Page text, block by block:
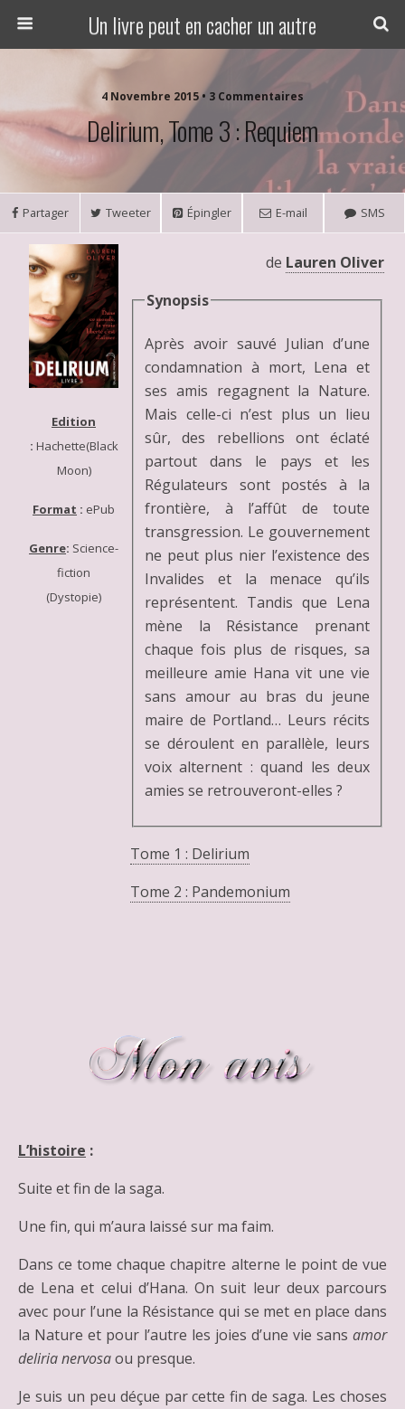
Un livre peut en cacher un autre
4 Novembre 2015 • 3 Commentaires
Delirium, Tome 3 : Requiem
Partager Tweeter Épingler E-mail SMS
Edition
: Hachette(Black
Moon)
Format : ePub
Genre: Science-
fiction
(Dystopie)
de Lauren Oliver
Synopsis
Après avoir sauvé Julian d’une
condamnation à mort, Lena et
ses amis regagnent la Nature.
Mais celle-ci n’est plus un lieu
sûr, des rebellions ont éclaté
partout dans le pays et les
Régulateurs sont postés à la
frontière, à l’affût de toute
transgression. Le gouvernement
ne peut plus nier l’existence des
Invalides et la menace qu’ils
représentent. Tandis que Lena
mène la Résistance prenant
chaque fois plus de risques, sa
meilleure amie Hana vit une vie
sans amour au bras du jeune
maire de Portland… Leurs récits
se déroulent en parallèle, leurs
voix alternent : quand les deux
amies se retrouveront-elles ?
Tome 1 : Delirium
Tome 2 : Pandemonium
L’histoire :
Suite et fin de la saga.
Une fin, qui m’aura laissé sur ma faim.
Dans ce tome chaque chapitre alterne le point de vue
de Lena et celui d’Hana. On suit leur deux parcours
avec pour l’une la Résistance qui se met en place dans
la Nature et pour l’autre les joies d’une vie sans amor
deliria nervosaou presque.
Je suis un peu déçue par cette fin de saga. Les choses